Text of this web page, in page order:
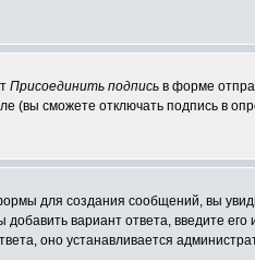
Присоединить подпись в форме
(вы сможете отключать подпись в
для создания сообщений, вы
вариант ответа, введите его
оно устанавливается